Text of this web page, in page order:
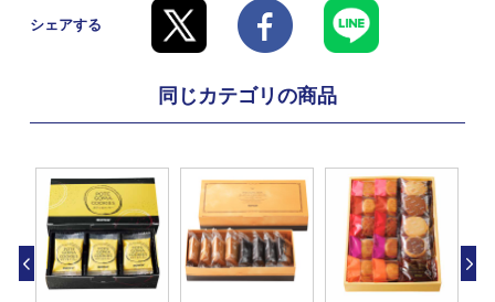
シェアする
同じカテゴリの商品